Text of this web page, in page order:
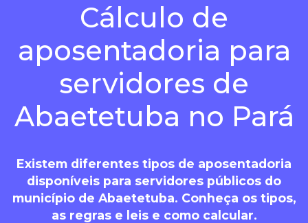
Cálculo de
aposentadoria para
servidores de
Abaetetuba no Pará
Existem diferentes tipos de aposentadoria
disponíveis para servidores públicos do
município de Abaetetuba. Conheça os tipos,
as regras e leis e como calcular.